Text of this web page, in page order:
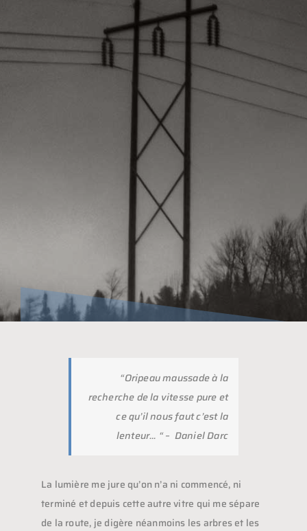
Shopping
“Oripeau maussade à la
recherche de la vitesse pure et
ce qu’il nous faut c’est la
lenteur… “– Daniel Darc
La lumière me jure qu’on n’a ni commencé, ni
terminé et depuis cette autre vitre qui me sépare
de la route, je digère néanmoins les arbres et les